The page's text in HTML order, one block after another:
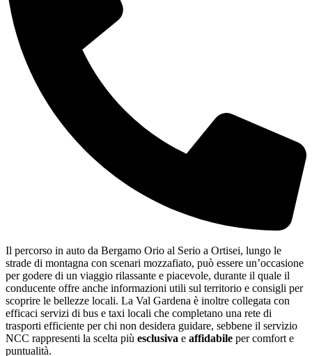
Il percorso in auto da Bergamo Orio al Serio a Ortisei, lungo le
strade di montagna con scenari mozzafiato, può essere un’occasione
per godere di un viaggio rilassante e piacevole, durante il quale il
conducente offre anche informazioni utili sul territorio e consigli per
scoprire le bellezze locali. La Val Gardena è inoltre collegata con
efficaci servizi di bus e taxi locali che completano una rete di
trasporti efficiente per chi non desidera guidare, sebbene il servizio
NCC rappresenti la scelta più esclusiva e affidabile per comfort e
puntualità.